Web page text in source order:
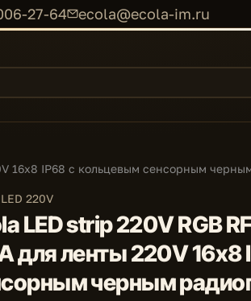
27-64 ecola@ecola-im.ru
16x8 IP68 с кольцевым сенсорным
220V
LED strip 220V RGB
для ленты 220V
черным